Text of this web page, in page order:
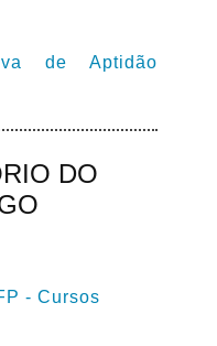
de Aptidão
DO
- Cursos